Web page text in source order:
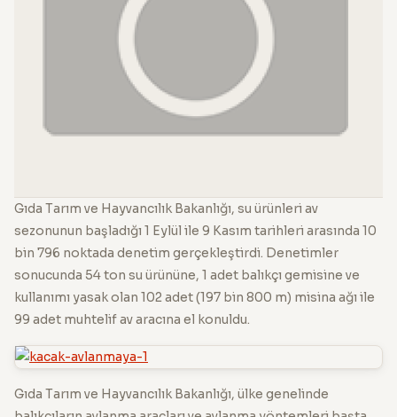
Gıda Tarım ve Hayvancılık Bakanlığı, su ürünleri av
sezonunun başladığı 1 Eylül ile 9 Kasım tarihleri arasında 10
bin 796 noktada denetim gerçekleştirdi. Denetimler
sonucunda 54 ton su ürününe, 1 adet balıkçı gemisine ve
kullanımı yasak olan 102 adet (197 bin 800 m) misina ağı ile
99 adet muhtelif av aracına el konuldu.
Gıda Tarım ve Hayvancılık Bakanlığı, ülke genelinde